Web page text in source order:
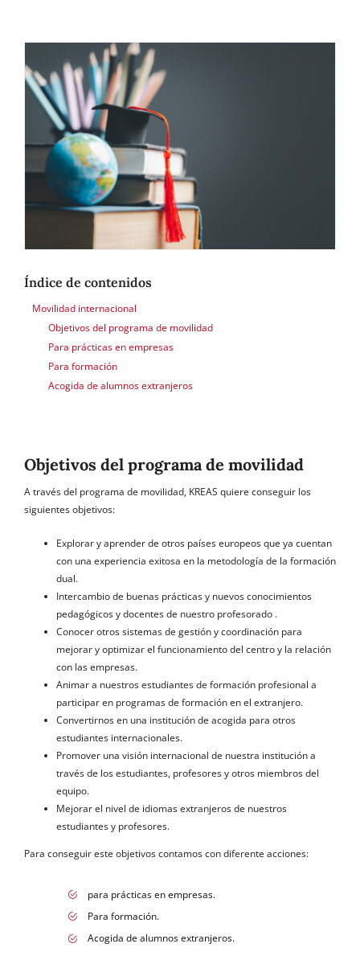
Contacto
Índice de contenidos
Movilidad internacional
Objetivos del programa de movilidad
Para prácticas en empresas
Para formación
Acogida de alumnos extranjeros
Objetivos del programa de movilidad
A través del programa de movilidad, KREAS quiere conseguir los
siguientes objetivos:
Explorar y aprender de otros países europeos que ya cuentan
con una experiencia exitosa en la metodología de la formación
dual.
Intercambio de buenas prácticas y nuevos conocimientos
pedagógicos y docentes de nuestro profesorado .
Conocer otros sistemas de gestión y coordinación para
mejorar y optimizar el funcionamiento del centro y la relación
con las empresas.
Animar a nuestros estudiantes de formación profesional a
participar en programas de formación en el extranjero.
Convertirnos en una institución de acogida para otros
estudiantes internacionales.
Promover una visión internacional de nuestra institución a
través de los estudiantes, profesores y otros miembros del
equipo.
Mejorar el nivel de idiomas extranjeros de nuestros
estudiantes y profesores.
Para conseguir este objetivos contamos con diferente acciones:
para prácticas en empresas.
Para formación.
Acogida de alumnos extranjeros.